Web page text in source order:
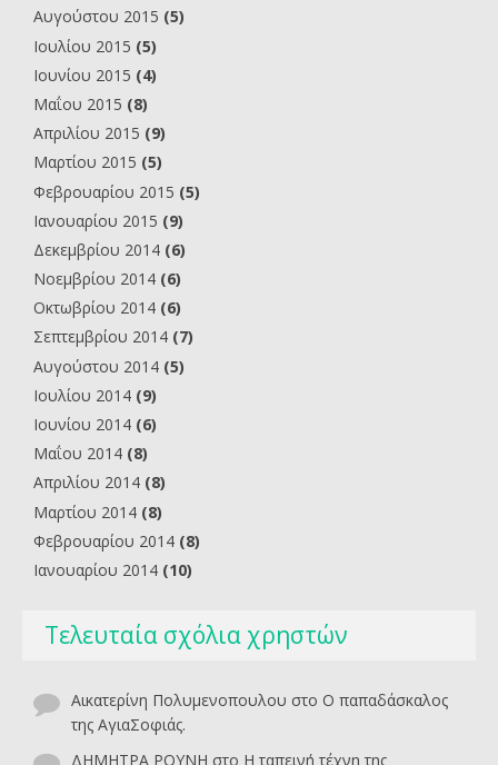
Αυγούστου 2015 (5)
Ιουλίου 2015 (5)
Ιουνίου 2015 (4)
Μαΐου 2015 (8)
Απριλίου 2015 (9)
Μαρτίου 2015 (5)
Φεβρουαρίου 2015 (5)
Ιανουαρίου 2015 (9)
Δεκεμβρίου 2014 (6)
Νοεμβρίου 2014 (6)
Οκτωβρίου 2014 (6)
Σεπτεμβρίου 2014 (7)
Αυγούστου 2014 (5)
Ιουλίου 2014 (9)
Ιουνίου 2014 (6)
Μαΐου 2014 (8)
Απριλίου 2014 (8)
Μαρτίου 2014 (8)
Φεβρουαρίου 2014 (8)
Ιανουαρίου 2014 (10)
Τελευταία σχόλια χρηστών
Αικατερίνη Πολυμενοπουλου στο O παπαδάσκαλος
της ΑγιαΣοφιάς.
ΔΗΜΗΤΡΑ ΡΟΥΝΗ στο Η ταπεινή τέχνη της